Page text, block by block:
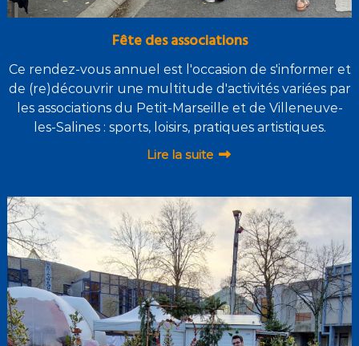
Fête des associations
Ce rendez-vous annuel est l'occasion de s'informer et
de (re)découvrir une multitude d'activités variées par
les associations du Petit-Marseille et de Villeneuve-
les-Salines : sports, loisirs, pratiques artistiques.
Lire la suite